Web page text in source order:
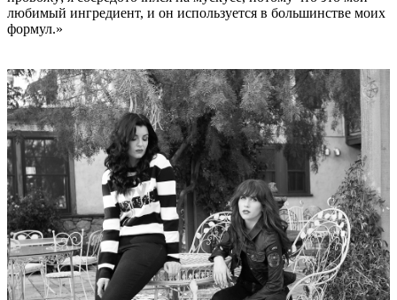
любимый ингредиент, и он используется в большинстве моих
формул.»